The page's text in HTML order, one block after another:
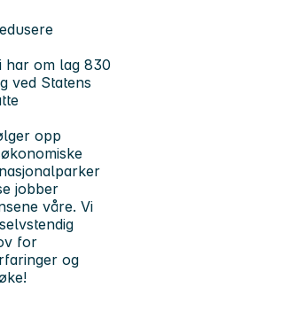
har om lag 830
ved Statens
opp
jobber
våre. Vi
for
og